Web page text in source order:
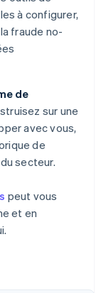
à configurer,
fraude no-
de
sur une
avec vous,
de
secteur.
peut vous
et en